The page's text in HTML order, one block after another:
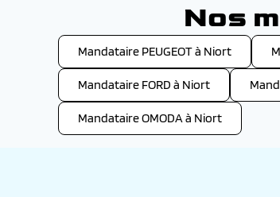
Nos
Mandataire PEUGEOT à Niort
Mandataire FORD à Niort
Mandataire OMODA à Niort